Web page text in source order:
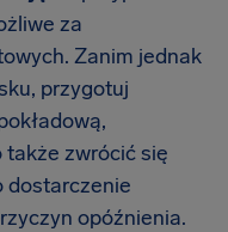
za
Zanim jednak
przygotuj
zwrócić się
dostarczenie
opóźnienia.